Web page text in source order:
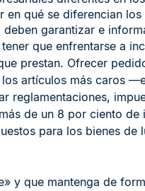
qué se diferencian
garantizar e
tener que enfrentarse a
prestan. Ofrecer
artículos más caros
reglamentaciones,
de un 8 por ciento
para los bienes de
y que mantenga de